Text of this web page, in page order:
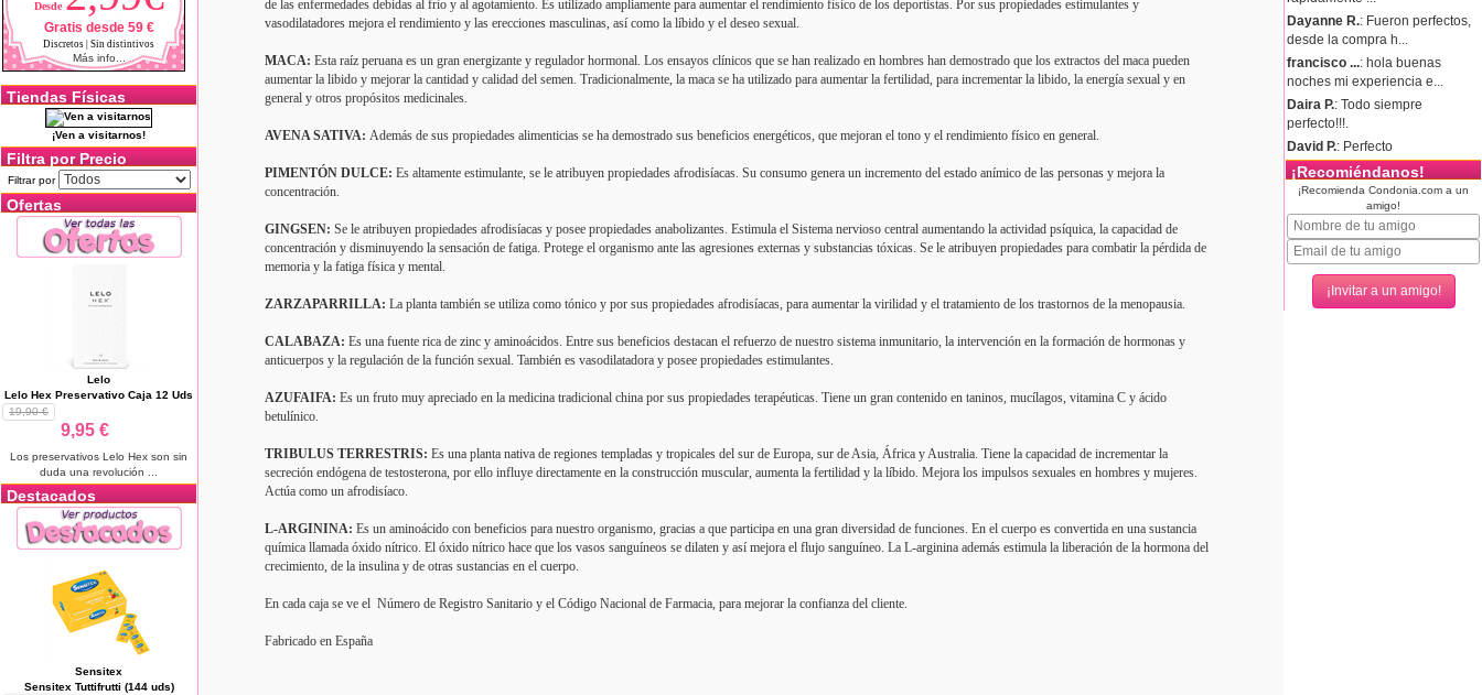
Desde
Gratis desde 59 €
Discretos | Sin distintivos
Más info...
Tiendas Físicas
¡Ven a visitarnos!
Filtra por Precio
Filtrar por
Ofertas
Lelo
Lelo Hex Preservativo Caja 12 Uds
19,90 €
9,95 €
Los preservativos Lelo Hex son sin
duda una revolución ...
Destacados
Sensitex
Sensitex Tuttifrutti (144 uds)
de las enfermedades debidas al frío y al agotamiento. Es utilizado ampliamente para aumentar el rendimiento físico de los deportistas. Por sus propiedades estimulantes y
vasodilatadores mejora el rendimiento y las erecciones masculinas, así como la líbido y el deseo sexual.
MACA: Esta raíz peruana es un gran energizante y regulador hormonal. Los ensayos clínicos que se han realizado en hombres han demostrado que los extractos del maca pueden
aumentar la libido y mejorar la cantidad y calidad del semen. Tradicionalmente, la maca se ha utilizado para aumentar la fertilidad, para incrementar la libido, la energía sexual y en
general y otros propósitos medicinales.
AVENA SATIVA: Además de sus propiedades alimenticias se ha demostrado sus beneficios energéticos, que mejoran el tono y el rendimiento físico en general.
PIMENTÓN DULCE: Es altamente estimulante, se le atribuyen propiedades afrodisíacas. Su consumo genera un incremento del estado anímico de las personas y mejora la
concentración.
GINGSEN: Se le atribuyen propiedades afrodisíacas y posee propiedades anabolizantes. Estimula el Sistema nervioso central aumentando la actividad psíquica, la capacidad de
concentración y disminuyendo la sensación de fatiga. Protege el organismo ante las agresiones externas y substancias tóxicas. Se le atribuyen propiedades para combatir la pérdida de
memoria y la fatiga física y mental.
ZARZAPARRILLA: La planta también se utiliza como tónico y por sus propiedades afrodisíacas, para aumentar la virilidad y el tratamiento de los trastornos de la menopausia.
CALABAZA: Es una fuente rica de zinc y aminoácidos. Entre sus beneficios destacan el refuerzo de nuestro sistema inmunitario, la intervención en la formación de hormonas y
anticuerpos y la regulación de la función sexual. También es vasodilatadora y posee propiedades estimulantes.
AZUFAIFA: Es un fruto muy apreciado en la medicina tradicional china por sus propiedades terapéuticas. Tiene un gran contenido en taninos, mucílagos, vitamina C y ácido
betulínico.
TRIBULUS TERRESTRIS: Es una planta nativa de regiones templadas y tropicales del sur de Europa, sur de Asia, África y Australia. Tiene la capacidad de incrementar la
secreción endógena de testosterona, por ello influye directamente en la construcción muscular, aumenta la fertilidad y la líbido. Mejora los impulsos sexuales en hombres y mujeres.
Actúa como un afrodisíaco.
L-ARGININA: Es un aminoácido con beneficios para nuestro organismo, gracias a que participa en una gran diversidad de funciones. En el cuerpo es convertida en una sustancia
química llamada óxido nítrico. El óxido nítrico hace que los vasos sanguíneos se dilaten y así mejora el flujo sanguíneo. La L-arginina además estimula la liberación de la hormona del
crecimiento, de la insulina y de otras sustancias en el cuerpo.
En cada caja se ve el Número de Registro Sanitario y el Código Nacional de Farmacia, para mejorar la confianza del cliente.
Fabricado en España
Dayanne R.: Fueron perfectos,
desde la compra h...
francisco ...: hola buenas
noches mi experiencia e...
Daira P.: Todo siempre
perfecto!!!.
David P.: Perfecto
¡Recomiéndanos!
¡Recomienda Condonia.com a un
amigo!